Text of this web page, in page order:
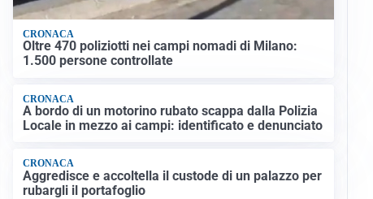
CRONACA
Oltre 470 poliziotti nei campi nomadi di Milano:
1.500 persone controllate
CRONACA
A bordo di un motorino rubato scappa dalla Polizia
Locale in mezzo ai campi: identificato e denunciato
CRONACA
Aggredisce e accoltella il custode di un palazzo per
rubargli il portafoglio